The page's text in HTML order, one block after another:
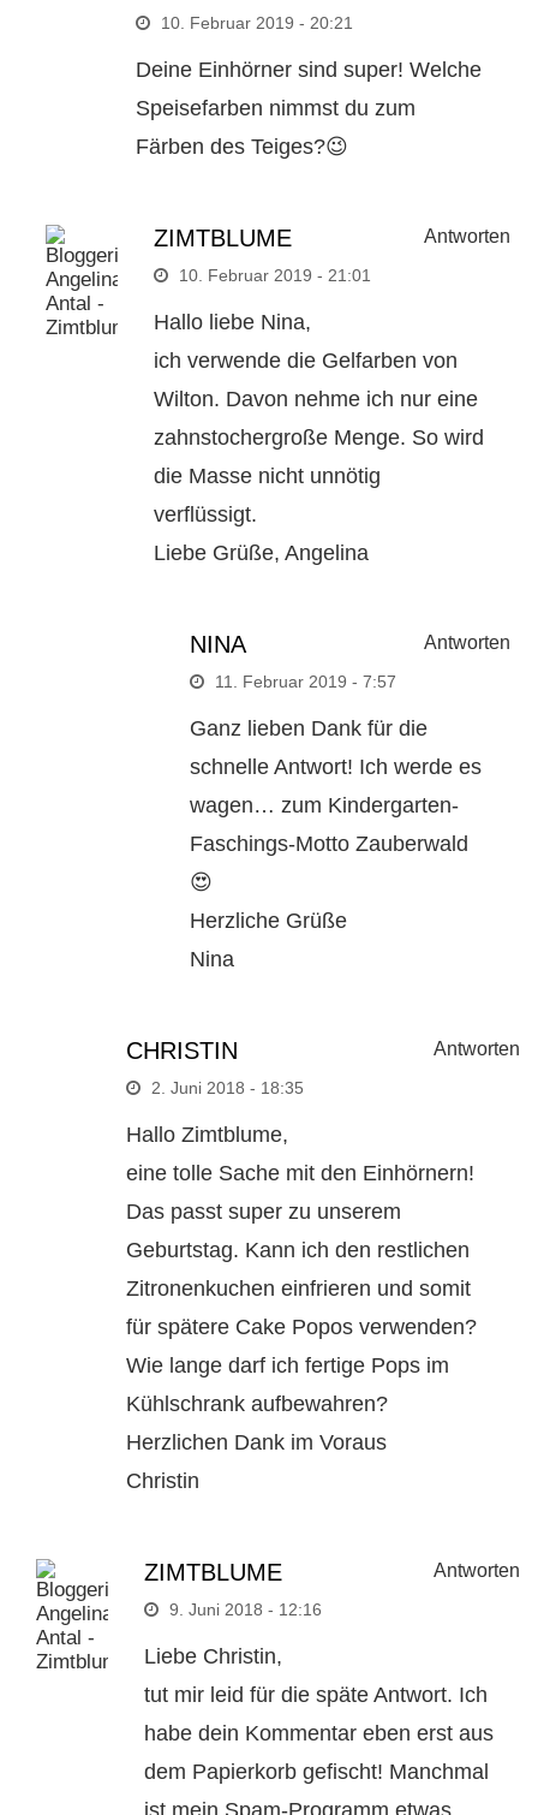
10. Februar 2019 - 20:21
Deine Einhörner sind super! Welche
Speisefarben nimmst du zum
Färben des Teiges?😉
ZIMTBLUME
10. Februar 2019 - 21:01
Hallo liebe Nina,
ich verwende die Gelfarben von
Wilton. Davon nehme ich nur eine
zahnstochergroße Menge. So wird
die Masse nicht unnötig
verflüssigt.
Liebe Grüße, Angelina
Antworten
NINA
11. Februar 2019 - 7:57
Ganz lieben Dank für die
schnelle Antwort! Ich werde es
wagen… zum Kindergarten-
Faschings-Motto Zauberwald
😍
Herzliche Grüße
Nina
Antworten
CHRISTIN
2. Juni 2018 - 18:35
Hallo Zimtblume,
eine tolle Sache mit den Einhörnern!
Das passt super zu unserem
Geburtstag. Kann ich den restlichen
Zitronenkuchen einfrieren und somit
für spätere Cake Popos verwenden?
Wie lange darf ich fertige Pops im
Kühlschrank aufbewahren?
Herzlichen Dank im Voraus
Christin
Antworten
ZIMTBLUME
9. Juni 2018 - 12:16
Liebe Christin,
tut mir leid für die späte Antwort. Ich
habe dein Kommentar eben erst aus
dem Papierkorb gefischt! Manchmal
ist mein Spam-Programm etwas
Antworten